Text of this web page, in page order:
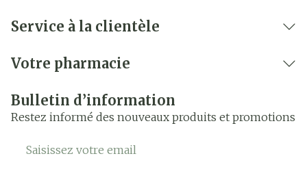
Service à la clientèle
Votre pharmacie
Bulletin d’information
Restez informé des nouveaux produits et promotions
Adresse mail